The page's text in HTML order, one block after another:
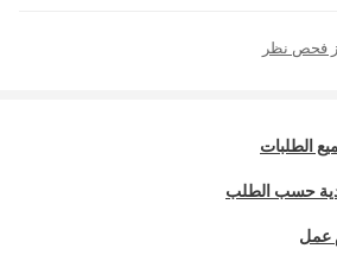
فحص نظر
الطلبات
حسب الطلب